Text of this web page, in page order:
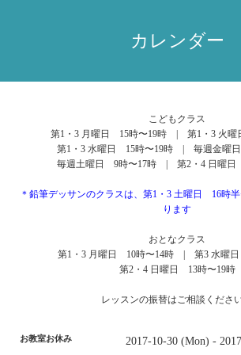
カレンダー
こどもクラス
第1・3 月曜日 15時〜19時 | 第1・3 火曜
第1・3 水曜日 15時〜19時 | 毎週金曜
毎週土曜日 9時〜17時 | 第2・4 日曜日
＊鉛筆デッサンのクラスは、第1・3 土曜日 16時
ります
おとなクラス
第1・3 月曜日 10時〜14時 | 第3 水曜
第2・4 日曜日 13時〜19時
レッスンの振替はご相談くださ
お教室お休み 2017-10-30 (Mon) -